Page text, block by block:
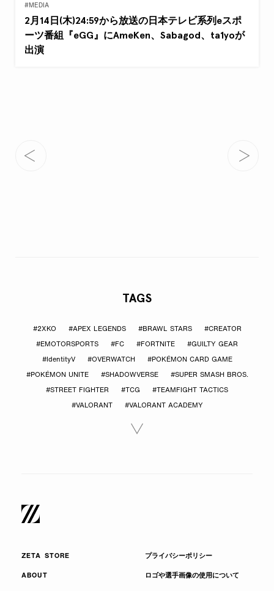
TAGS
#2XKO #APEX LEGENDS #BRAWL STARS #CREATOR
#EMOTORSPORTS #FC #FORTNITE #GUILTY GEAR
#IdentityV #OVERWATCH #POKÉMON CARD GAME
#POKÉMON UNITE #SHADOWVERSE #SUPER SMASH BROS.
#STREET FIGHTER #TCG #TEAMFIGHT TACTICS
#VALORANT #VALORANT ACADEMY
#MEDIA
2月14日(木)24:59から放送の日本テレビ系列eスポ
ーツ番組『eGG』にAmeKen、Sabagod、ta1yoが
出演
ZETA STORE
ABOUT
プライバシーポリシー
ロゴや選手画像の使用について